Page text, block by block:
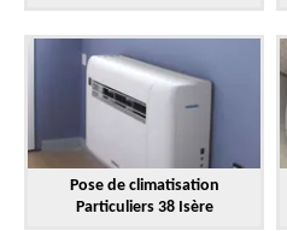
Pose de climatisation
Particuliers 38 Isère